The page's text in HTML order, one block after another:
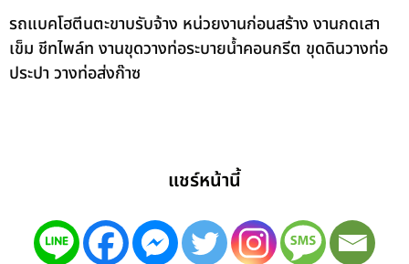
รถแบคโฮตีนตะขาบรับจ้าง หน่วยงานก่อนสร้าง งานกดเสา
เข็ม ชีทไพล์ท งานขุดวางท่อระบายน้ำคอนกรีต ขุดดินวางท่อ
ประปา วางท่อส่งก๊าซ
แชร์หน้านี้